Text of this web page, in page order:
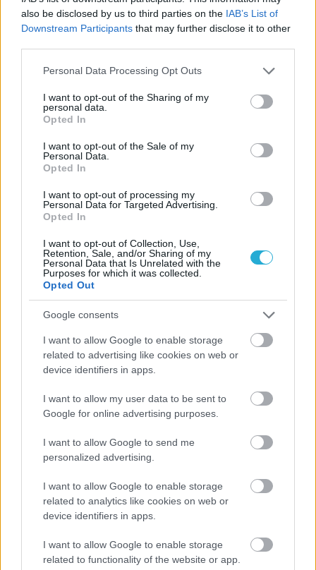
also be disclosed by us to third parties on the IAB’s List of
Downstream Participants that may further disclose it to other
Please note that this website/app uses one or more Google
not limited to your visit or usage behaviour. You may click to
grant or deny consent to Google and its third-party tags to
use your data for below specified purposes in below Google
consent section.
Personal Data Processing Opt Outs
I want to opt-out of the Sharing of my
personal data.
Opted In
I want to opt-out of the Sale of my
Personal Data.
Opted In
I want to opt-out of processing my
Personal Data for Targeted Advertising.
Opted In
I want to opt-out of Collection, Use,
Retention, Sale, and/or Sharing of my
Personal Data that Is Unrelated with the
Purposes for which it was collected.
Opted Out
Google consents
I want to allow Google to enable storage
related to advertising like cookies on web or
device identifiers in apps.
I want to allow my user data to be sent to
Google for online advertising purposes.
I want to allow Google to send me
personalized advertising.
I want to allow Google to enable storage
related to analytics like cookies on web or
device identifiers in apps.
I want to allow Google to enable storage
related to functionality of the website or app.
ΡΟΗ ΕΙΔΗΣΕΩΝ
Δείπνο της ΕΟΠΕ προς τιμήν του Ισίδωρου Κούβελου
παρουσία των Εθνικών ομάδων
07/08/2026
Ουρμπίνο
06/08/2026
Το πάλεψε μέχρι τέλους η Εθνική γυναικών κόντρα
στην Ιταλία Β’
06/08/2026
Η FIVB σχεδιάζει να διοργανώσει το Παγκόσμιο
Πρωτάθλημα τον Δεκέμβριο – Αντιδρούν οι σύλλογοι